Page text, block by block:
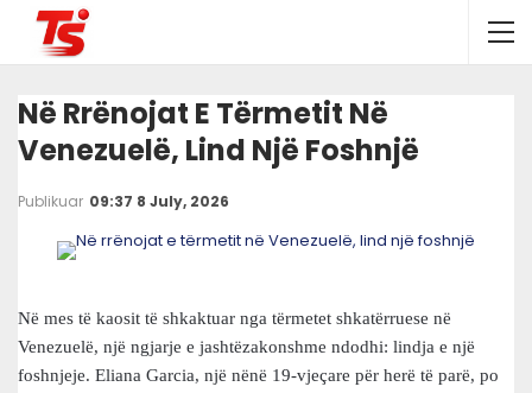
Në Rrënojat E Tërmetit Në
Venezuelë, Lind Një Foshnjë
Publikuar 09:37 8 July, 2026
Në mes të kaosit të shkaktuar nga tërmetet shkatërruese në
Venezuelë, një ngjarje e jashtëzakonshme ndodhi: lindja e një
foshnjeje. Eliana Garcia, një nënë 19-vjeçare për herë të parë, po